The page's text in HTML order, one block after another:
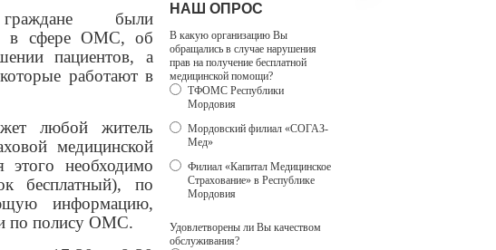
были
в сфере ОМС, об
пациентов, а
работают в
любой житель
медицинской
необходимо
бесплатный), по
информацию,
по полису ОМС.
НАШ ОПРОС
В какую организацию Вы
обращались в случае нарушения
прав на получение бесплатной
медицинской помощи?
ТФОМС Республики
Мордовия
Мордовский филиал «СОГАЗ-
Мед»
Филиал «Капитал Медицинское
Страхование» в Республике
Мордовия
Удовлетворены ли Вы качеством
обслуживания?